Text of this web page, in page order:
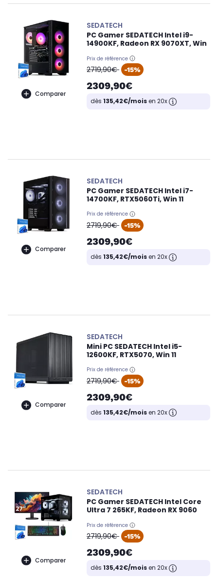
Comparer
SEDATECH
PC Gamer SEDATECH Intel i9-
14900KF, Radeon RX 9070XT, Win
Prix de référence
oldPrice
2719,90€ -15%
2309,90€
dès 135,42€/moisen 20x
Comparer
SEDATECH
PC Gamer SEDATECH Intel i7-
14700KF, RTX5060Ti, Win 11
Prix de référence
oldPrice
2719,90€ -15%
2309,90€
dès 135,42€/moisen 20x
Comparer
SEDATECH
Mini PC SEDATECH Intel i5-
12600KF, RTX5070, Win 11
Prix de référence
oldPrice
2719,90€ -15%
2309,90€
dès 135,42€/moisen 20x
Comparer
SEDATECH
PC Gamer SEDATECH Intel Core
Ultra 7 265KF, Radeon RX 9060
Prix de référence
oldPrice
2719,90€ -15%
2309,90€
dès 135,42€/moisen 20x